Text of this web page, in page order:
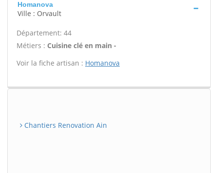
Homanova
Ville : Orvault
Département: 44
Métiers : Cuisine clé en main -
Voir la fiche artisan : Homanova
Chantiers Renovation Ain